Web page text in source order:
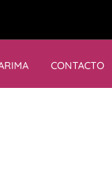
CONTACTO